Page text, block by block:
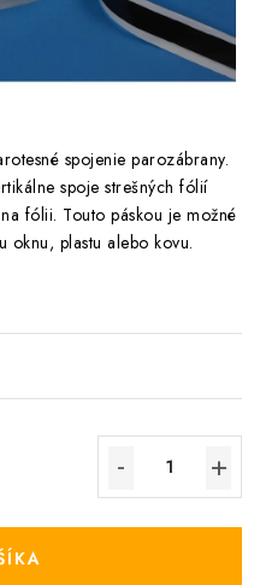
Obchodní podmínky
spojenie parozábrany.
spoje strešných fólií
fólii. Touto páskou je možné
oknu, plastu alebo kovu.